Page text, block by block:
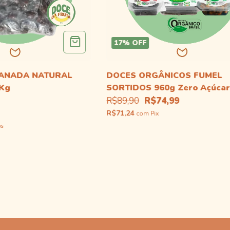
NATURAL
17% OFF
DOCES ORGÂNICOS FUMEL
SORTIDOS 960g Zero Açúcar
R$89,90 R$74,99
R$71,24 com Pix